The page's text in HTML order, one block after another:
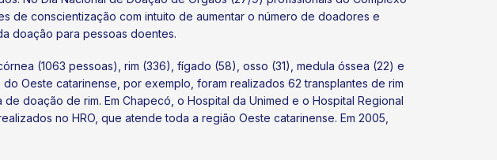
de conscientização com intuito de aumentar o número de doadores e
doação para pessoas doentes.
(1063 pessoas), rim (336), fígado (58), osso (31), medula óssea (22) e
Oeste catarinense, por exemplo, foram realizados 62 transplantes de rim
doação de rim. Em Chapecó, o Hospital da Unimed e o Hospital Regional
no HRO, que atende toda a região Oeste catarinense. Em 2005,